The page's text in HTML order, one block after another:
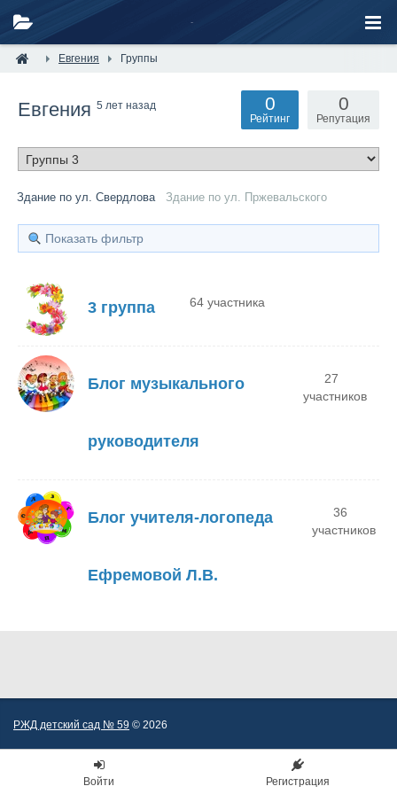
Евгения Группы
Евгения 5 лет назад 0
Репутация
0
Рейтинг
Здание по ул. Свердлова Здание по ул. Пржевальского
Показать фильтр
3 группа 64 участника
Блог музыкального
руководителя
27
участников
Блог учителя-логопеда
Ефремовой Л.В.
36
участников
РЖД детский сад № 59 © 2026
Войти Регистрация